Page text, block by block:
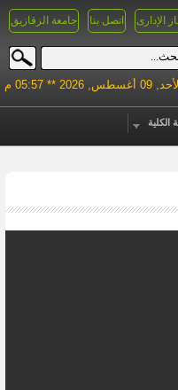
جامعة الزقازيق اتصل بنا الإدارى
الأحد, 09 أغسطس, 2026 ** 05:57 م
الكلية